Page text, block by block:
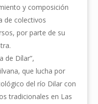
y composición
de colectivos
por parte de su
de Dílar”,
que lucha por
del río Dilar con
tradicionales en Las